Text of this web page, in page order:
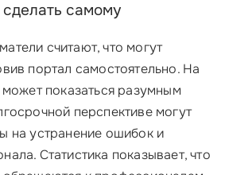
самому
считают, что могут
портал самостоятельно. На
показаться разумным
перспективе могут
на устранение ошибок и
Статистика показывает, что